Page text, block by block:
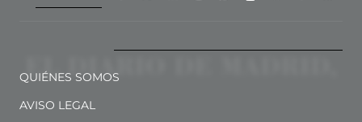
QUIÉNES SOMOS
AVISO LEGAL